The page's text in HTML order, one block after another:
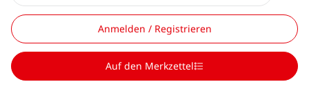
Anmelden / Registrieren
Auf den Merkzettel